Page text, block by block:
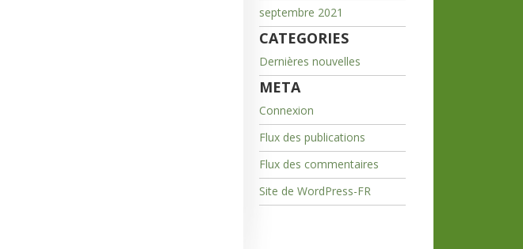
septembre 2021
CATEGORIES
Dernières nouvelles
META
Connexion
Flux des publications
Flux des commentaires
Site de WordPress-FR